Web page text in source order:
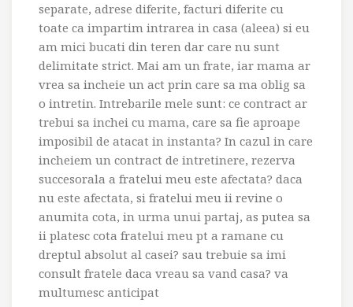
separate, adrese diferite, facturi diferite cu
toate ca impartim intrarea in casa (aleea) si eu
am mici bucati din teren dar care nu sunt
delimitate strict. Mai am un frate, iar mama ar
vrea sa incheie un act prin care sa ma oblig sa
o intretin. Intrebarile mele sunt: ce contract ar
trebui sa inchei cu mama, care sa fie aproape
imposibil de atacat in instanta? In cazul in care
incheiem un contract de intretinere, rezerva
succesorala a fratelui meu este afectata? daca
nu este afectata, si fratelui meu ii revine o
anumita cota, in urma unui partaj, as putea sa
ii platesc cota fratelui meu pt a ramane cu
dreptul absolut al casei? sau trebuie sa imi
consult fratele daca vreau sa vand casa? va
multumesc anticipat